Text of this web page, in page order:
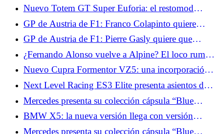
style. Removing the colon is an option since they
didn't strictly ask for a sentence with verb subject.
</p> <p>However, keeping "se enriquece" aligns
closely with the original meaning. An alternative,
"Moza Flight amplía su ecosistema con módulos y
pantallas," is more natural but shifts the nuance
slightly. Going with "se enriquece" seems best!
</p>
híbrido al precio de un Dacia Bigster, ¿quién
podría decir mejor?
Nuevo Totem GT Super Euforia: el restomod
definitivo que realza el Alfa Romeo Giulia GT
GP de Austria de F1: Franco Colapinto quiere
confirmar el buen momento de Alpine
GP de Austria de F1: Pierre Gasly quiere que
Alpine progrese en la clasificación
¿Fernando Alonso vuelve a Alpine? El loco rumor
de traspaso que sacude el paddock
Nuevo Cupra Formentor VZ5: una incorporación
que se mueve tanto como su motor
Next Level Racing ES3 Elite presenta asientos de
carreras en fibra de carbono y vidrio.
Mercedes presenta su colección cápsula “Blue
Wonder” con George Russell y Kimi Antonelli
BMW X5: la nueva versión llega con versión
eléctrica y una batería gigantesca
Mercedes presenta su colección cápsula “Blue